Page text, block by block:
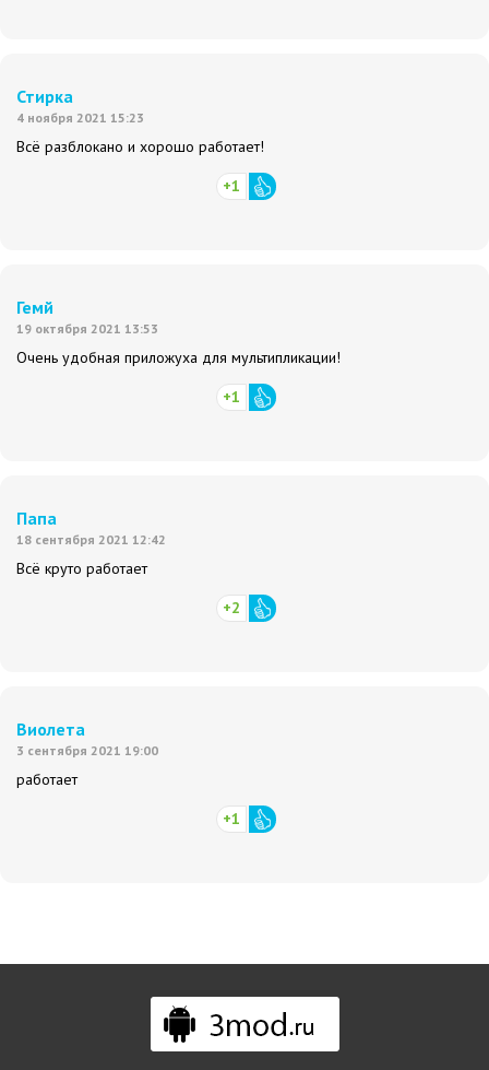
Стирка
4 ноября 2021 15:23
Всё разблокано и хорошо работает!
+1
Гемй
19 октября 2021 13:53
Очень удобная приложуха для мультипликации!
+1
Папа
18 сентября 2021 12:42
Всё круто работает
+2
Виолета
3 сентября 2021 19:00
работает
+1